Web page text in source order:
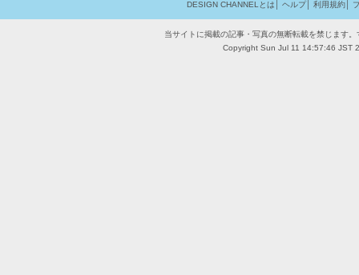
DESIGN CHANNELとは ヘルプ│ 利用規約│
当サイトに掲載の記事・写真の無断転載を禁じます
Copyright Sun Jul 11 14:57:46 JST